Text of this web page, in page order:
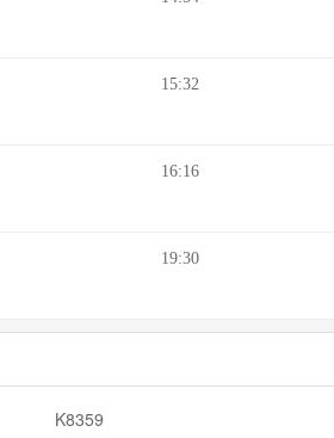
15:32
16:16
19:30
K8359